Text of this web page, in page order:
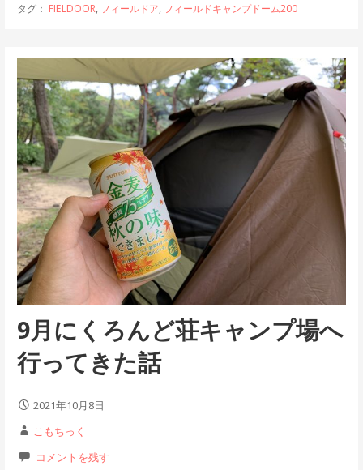
タグ： FIELDOOR, フィールドア, フィールドキャンプドーム200
9月にくろんど荘キャンプ場へ
行ってきた話
2021年10月8日
こもちっく
コメントを残す